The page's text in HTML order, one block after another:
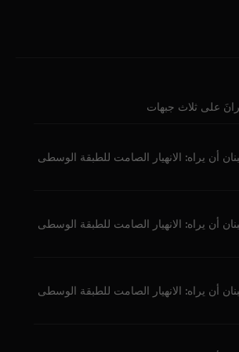
على ثلاث جبهات
أن يراه: الانهيار الصامت للطبقة الوسطى
أن يراه: الانهيار الصامت للطبقة الوسطى
أن يراه: الانهيار الصامت للطبقة الوسطى